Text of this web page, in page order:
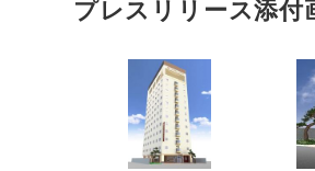
プレスリリース添付